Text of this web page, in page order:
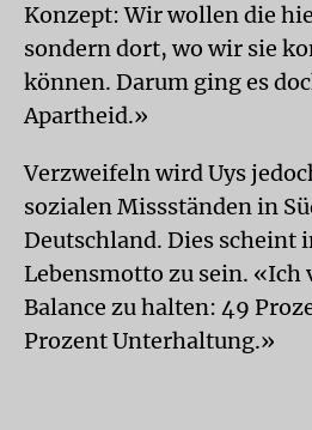
Konzept: Wir wollen die
sondern dort, wo wir sie
können. Darum ging es
Apartheid.»
Verzweifeln wird Uys
sozialen Missständen in
Deutschland. Dies scheint
Lebensmotto zu sein. «Ich
Balance zu halten: 49
Prozent Unterhaltung.»